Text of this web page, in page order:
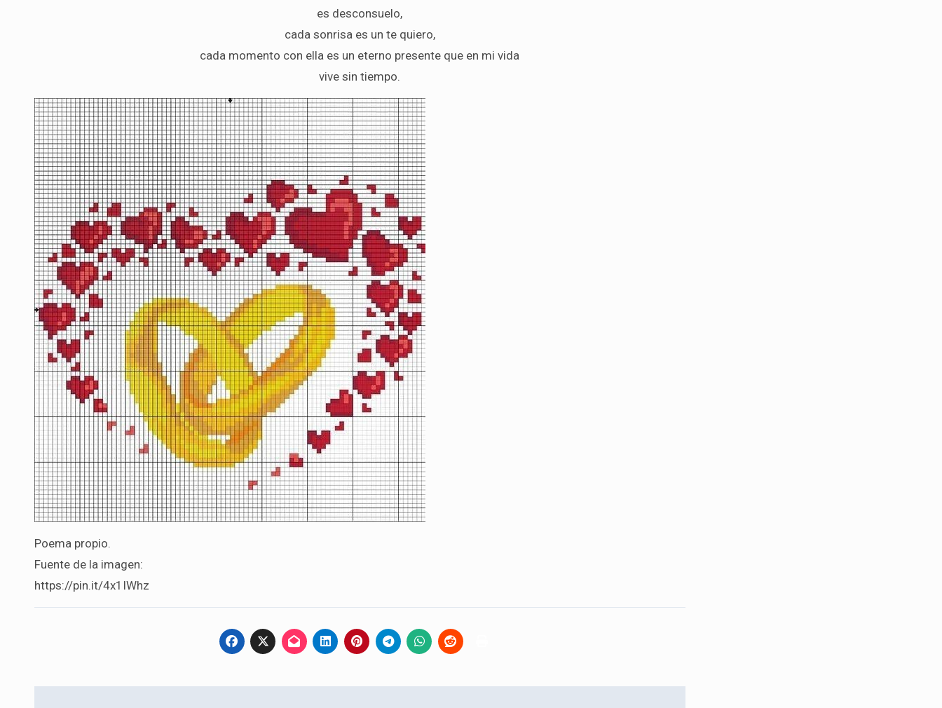
es desconsuelo,
cada sonrisa es un te quiero,
cada momento con ella es un eterno presente que en mi vida
vive sin tiempo.
Poema propio.
Fuente de la imagen:
https://pin.it/4x1IWhz